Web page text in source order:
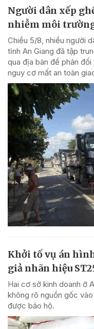
Người dân xếp
nhiễm môi
Chiều 5/8, nhiều người
tỉnh An Giang đã tập
qua địa bàn để phản
nguy cơ mất an toàn
Khởi tố vụ án
giả nhãn hiệu
Hai cơ sở kinh doanh ở
không rõ nguồn gốc
được bảo hộ.